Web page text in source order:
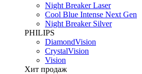
Night Breaker Laser
Cool Blue Intense Next Gen
Night Breaker Silver
PHILIPS
DiamondVision
CrystalVision
Vision
Хит продаж